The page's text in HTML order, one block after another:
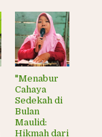
"Menabur
Cahaya
Sedekah di
Bulan
Maulid:
Hikmah dari